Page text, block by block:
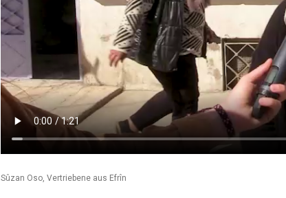
Sûzan Oso, Vertriebene aus Efrîn